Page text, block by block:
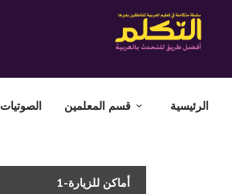
الرئيسية قسم المعلمين الصوتيات
أماكن للزيارة-1